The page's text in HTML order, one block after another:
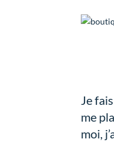
Je
me
moi,